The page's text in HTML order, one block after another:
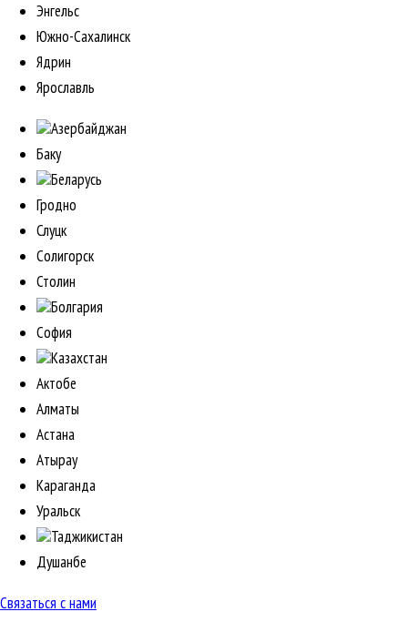
Энгельс
Южно-Сахалинск
Ядрин
Ярославль
Азербайджан
Баку
Беларусь
Гродно
Слуцк
Солигорск
Столин
Болгария
София
Казахстан
Актобе
Алматы
Астана
Атырау
Караганда
Уральск
Таджикистан
Душанбе
Связаться с нами